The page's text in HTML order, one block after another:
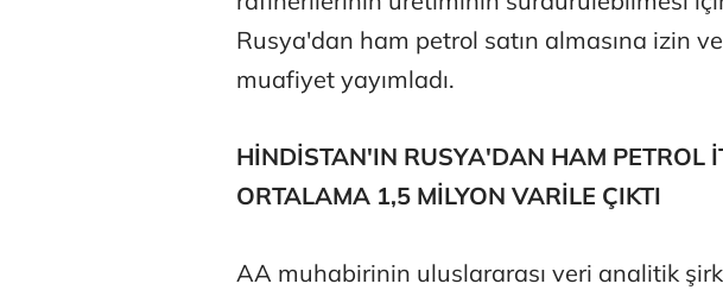
Rusya'dan ham petrol satın almasına izin
muafiyet yayımladı.
HİNDİSTAN'IN RUSYA'DAN HAM PETROL
ORTALAMA 1,5 MİLYON VARİLE ÇIKTI
AA muhabirinin uluslararası veri analitik